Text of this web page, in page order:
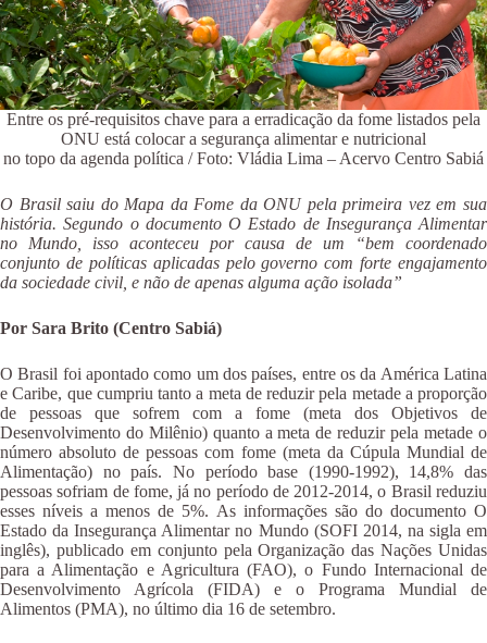
Entre os pré-requisitos chave para a erradicação da fome listados pela
ONU está colocar a segurança alimentar e nutricional
no topo da agenda política / Foto: Vládia Lima – Acervo Centro Sabiá
O Brasil saiu do Mapa da Fome da ONU pela primeira vez em sua
história. Segundo o documento O Estado de Insegurança Alimentar
no Mundo, isso aconteceu por causa de um “bem coordenado
conjunto de políticas aplicadas pelo governo com forte engajamento
da sociedade civil, e não de apenas alguma ação isolada”
Por Sara Brito (Centro Sabiá)
O Brasil foi apontado como um dos países, entre os da América Latina
e Caribe, que cumpriu tanto a meta de reduzir pela metade a proporção
de pessoas que sofrem com a fome (meta dos Objetivos de
Desenvolvimento do Milênio) quanto a meta de reduzir pela metade o
número absoluto de pessoas com fome (meta da Cúpula Mundial de
Alimentação) no país. No período base (1990-1992), 14,8% das
pessoas sofriam de fome, já no período de 2012-2014, o Brasil reduziu
esses níveis a menos de 5%. As informações são do documento O
Estado da Insegurança Alimentar no Mundo (SOFI 2014, na sigla em
inglês), publicado em conjunto pela Organização das Nações Unidas
para a Alimentação e Agricultura (FAO), o Fundo Internacional de
Desenvolvimento Agrícola (FIDA) e o Programa Mundial de
Alimentos (PMA), no último dia 16 de setembro.